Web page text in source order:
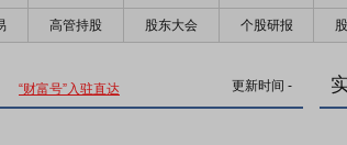
高管持股 股东大会 个股研报
“财富号”入驻直达 更新时间 -